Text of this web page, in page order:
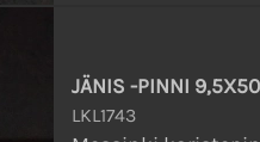
JÄNIS -PINNI
LKL1743